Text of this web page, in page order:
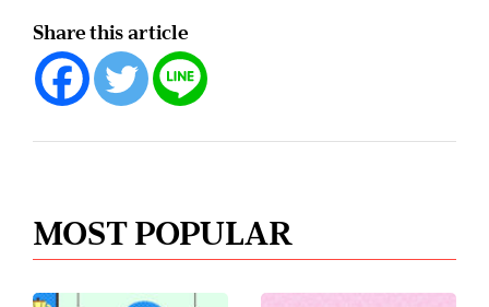
Share this article
MOST POPULAR